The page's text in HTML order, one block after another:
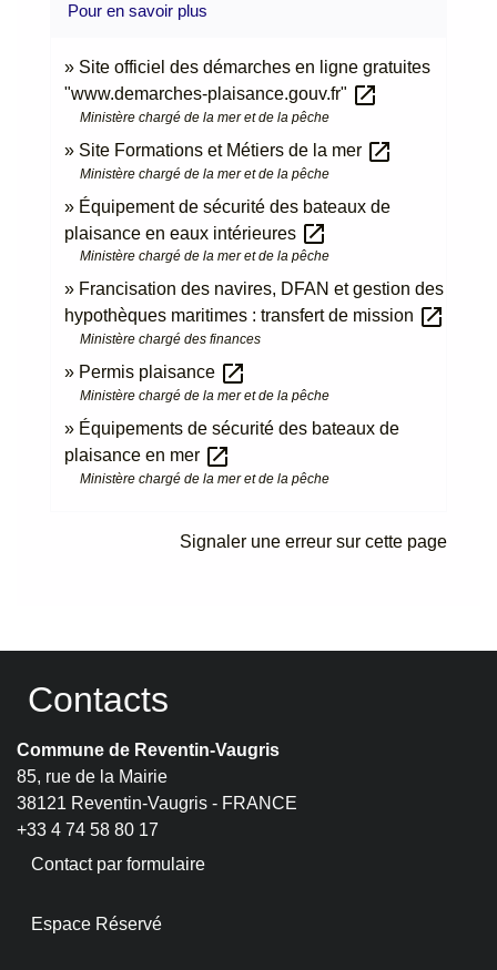
Pour en savoir plus
Site officiel des démarches en ligne gratuites
"www.demarches-plaisance.gouv.fr" open_in_new
Ministère chargé de la mer et de la pêche
Site Formations et Métiers de la mer open_in_new
Ministère chargé de la mer et de la pêche
Équipement de sécurité des bateaux de
plaisance en eaux intérieures open_in_new
Ministère chargé de la mer et de la pêche
Francisation des navires, DFAN et gestion des
hypothèques maritimes : transfert de mission open_in_new
Ministère chargé des finances
Permis plaisance open_in_new
Ministère chargé de la mer et de la pêche
Équipements de sécurité des bateaux de
plaisance en mer open_in_new
Ministère chargé de la mer et de la pêche
Signaler une erreur sur cette page
Contacts
Commune de Reventin-Vaugris
85, rue de la Mairie
38121 Reventin-Vaugris - FRANCE
+33 4 74 58 80 17
Contact par formulaire
Espace Réservé